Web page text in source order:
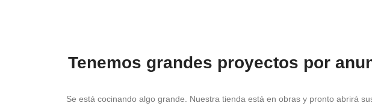
Tenemos grandes proyectos por
Se está cocinando algo grande. Nuestra tienda está en obras y pronto abrirá